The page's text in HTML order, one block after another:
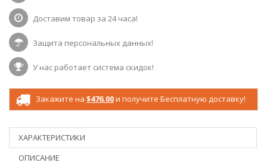
Доставим товар за 24 часа!
Защита персональных данных!
У нас работает система скидок!
Закажите на $476.00и получите Бесплатную доставку!
ХАРАКТЕРИСТИКИ
ОПИСАНИЕ